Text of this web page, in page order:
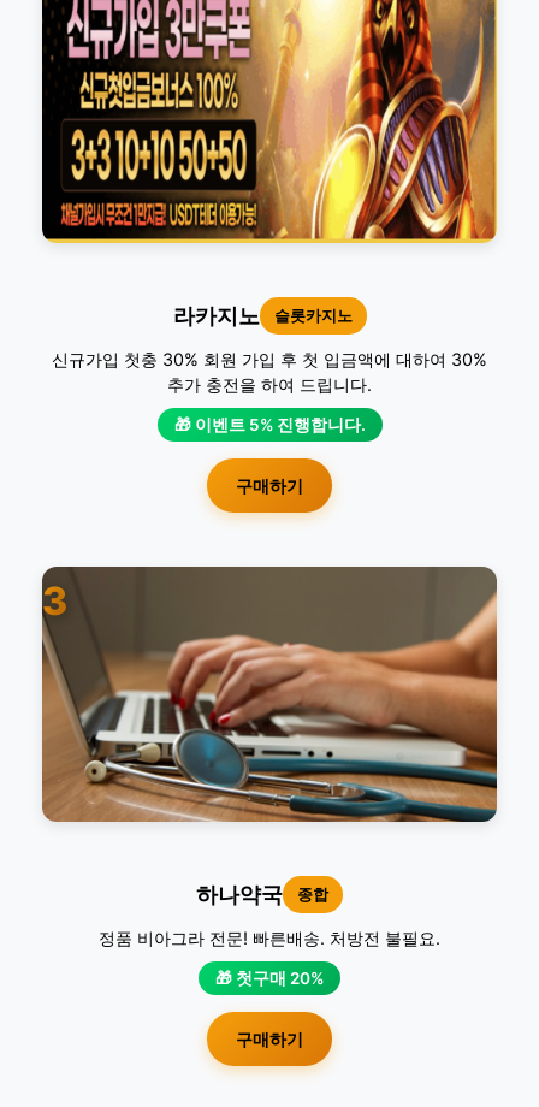
라카지노 슬롯카지노
신규가입 첫충 30% 회원 가입 후 첫 입금액에 대하여 30%
추가 충전을 하여 드립니다.
🎁 이벤트 5% 진행합니다.
구매하기
3
하나약국 종합
정품 비아그라 전문! 빠른배송. 처방전 불필요.
🎁 첫구매 20%
구매하기